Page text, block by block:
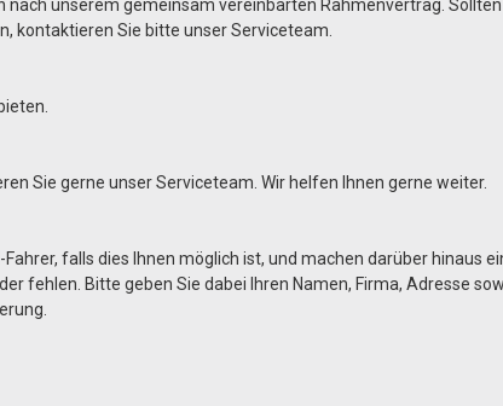
unserem gemeinsam vereinbarten Rahmenvertrag.
kontaktieren Sie bitte unser Serviceteam.
Sie gerne unser Serviceteam. Wir helfen Ihnen gerne weiter.
falls dies Ihnen möglich ist, und machen darüber hinaus
fehlen. Bitte geben Sie dabei Ihren Namen, Firma, Adresse